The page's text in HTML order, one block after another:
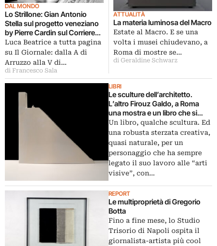
DAL MONDO
Lo Strillone: Gian Antonio
Stella sul progetto veneziano
by Pierre Cardin sul Corriere
della Sera. E poi Aligi Sassu,
Edward Hopper a Madrid,
Celant e i costruttivisti…
Luca Beatrice a tutta pagina
su Il Giornale: dalla A di
Arruzzo alla V di…
di Francesco Sala
ATTUALITÀ
La materia luminosa del Macro
Estate al Macro. E se una
volta i musei chiudevano, a
Roma di mostre se…
di Geraldine Schwarz
LIBRI
Le sculture dell’architetto.
L’altro Firouz Galdo, a Roma
una mostra e un libro che si
presenta al Maxxi B.A.S.E.. E in
anteprima su Artribune
Un libro, qualche scultura. Ed
una robusta sterzata creativa,
quasi naturale, per un
personaggio che ha sempre
legato il suo lavoro alle “arti
visive”, con…
REPORT
Le multiproprietà di Gregorio
Botta
Fino a fine mese, lo Studio
Trisorio di Napoli ospita il
giornalista-artista più cool